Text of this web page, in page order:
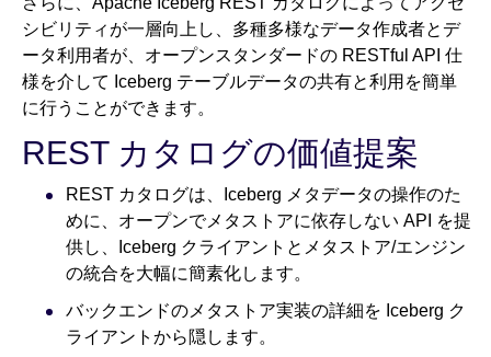
シビリティが一層向上し、多種多様なデータ作成者とデ
ータ利用者が、オープンスタンダードの RESTful API 仕
様を介して Iceberg テーブルデータの共有と利用を簡単
に行うことができます。
REST カタログの価値提案
REST カタログは、Iceberg メタデータの操作のた
めに、オープンでメタストアに依存しない API を提
供し、Iceberg クライアントとメタストア/エンジン
の統合を大幅に簡素化します。
バックエンドのメタストア実装の詳細を Iceberg ク
ライアントから隠します。